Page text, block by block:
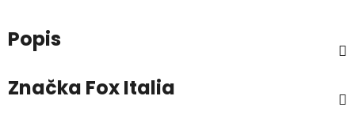
Popis
Značka Fox Italia